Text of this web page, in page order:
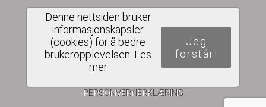
Del nettside
Denne nettsiden bruker
informasjonskapsler
(cookies) for å bedre
brukeropplevelsen. Les
mer
Jeg
forstår!
PERSONVERNERKLÆRING